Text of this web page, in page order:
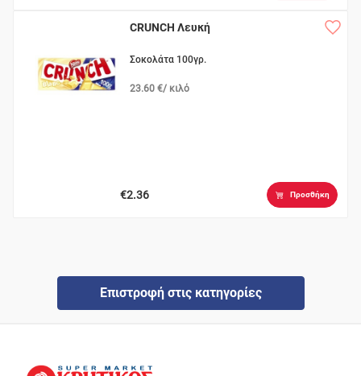
CRUNCH Λευκή
Σοκολάτα 100γρ.
23.60 €/ κιλό
€2.36 Προσθήκη
Επιστροφή στις κατηγορίες